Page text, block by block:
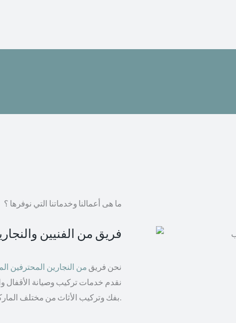
ما هى أعمالنا وخدماتنا التي نوفرها ؟
فريق من الفنيين
نحن فريق من النجارين المحترفين
نقدم خدمات تركيب وصيانة الأقفال